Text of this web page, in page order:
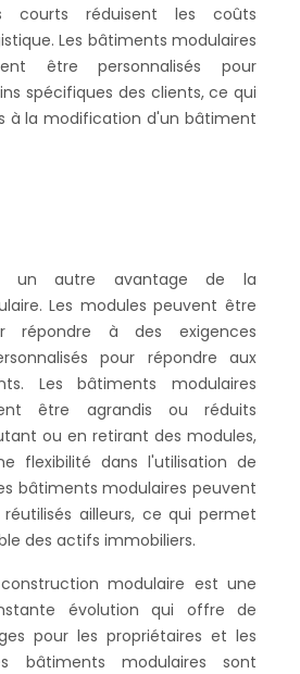
courts réduisent les coûts
Les bâtiments modulaires
être personnalisés pour
spécifiques des clients, ce qui
à la modification d'un bâtiment
un autre avantage de la
Les modules peuvent être
répondre à des exigences
pour répondre aux
Les bâtiments modulaires
être agrandis ou réduits
ou en retirant des modules,
flexibilité dans l'utilisation de
bâtiments modulaires peuvent
ailleurs, ce qui permet
des actifs immobiliers.
modulaire est une
évolution qui offre de
pour les propriétaires et les
bâtiments modulaires sont